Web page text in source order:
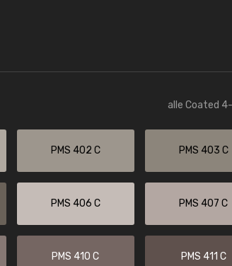
alle Coated
PMS 402 C PMS 403 C
PMS 406 C PMS 407 C
PMS 410 C PMS 411 C